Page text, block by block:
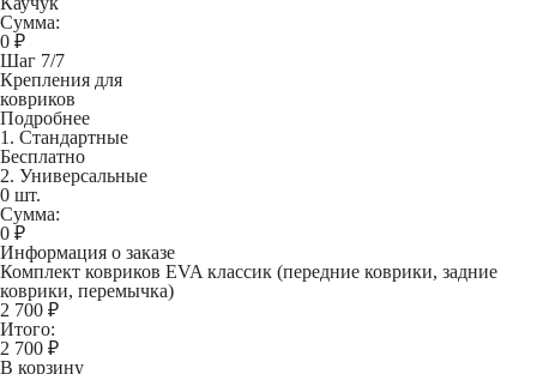
Сумма:
0 ₽
Шаг 7/7
Крепления для
ковриков
Подробнее
1. Стандартные
Бесплатно
2. Универсальные
0 шт.
Сумма:
0 ₽
Информация о заказе
Комплект ковриков EVA классик (передние коврики, задние
коврики, перемычка)
2 700 ₽
Итого:
2 700 ₽
В корзину